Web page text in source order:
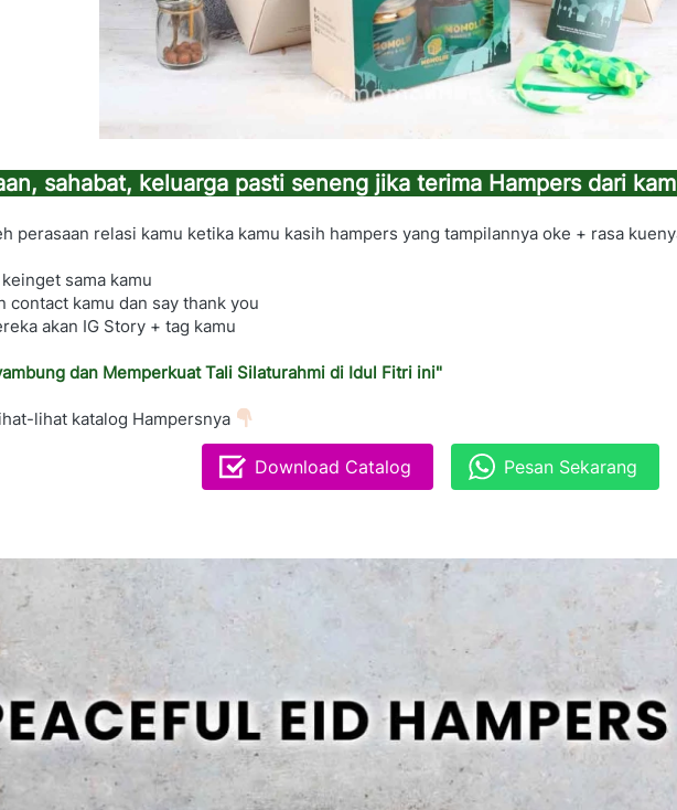
sahabat, keluarga pasti seneng jika terima Hampers dari
perasaan relasi kamu ketika kamu kasih hampers yang tampilannya oke + rasa
sama kamu
contact kamu dan say thank you
akan IG Story + tag kamu
dan Memperkuat Tali Silaturahmi di Idul Fitri ini"
lihat katalog Hampersnya
` Download Catalog ` Pesan Sekarang